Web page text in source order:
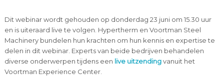
Dit webinar wordt gehouden op donderdag 23 juni om 15.30 uur
en is uiteraard live te volgen. Hypertherm en Voortman Steel
Machinery bundelen hun krachten om hun kennis en expertise te
delen in dit webinar. Experts van beide bedrijven behandelen
diverse onderwerpen tijdens een live uitzendingvanuit het
Voortman Experience Center.